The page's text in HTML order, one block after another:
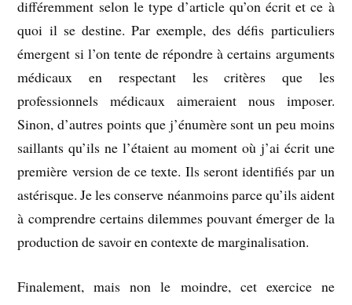
différemment selon le type d’article qu’on écrit et ce à
quoi il se destine. Par exemple, des défis particuliers
émergent si l’on tente de répondre à certains arguments
médicaux en respectant les critères que les
professionnels médicaux aimeraient nous imposer.
Sinon, d’autres points que j’énumère sont un peu moins
saillants qu’ils ne l’étaient au moment où j’ai écrit une
première version de ce texte. Ils seront identifiés par un
astérisque. Je les conserve néanmoins parce qu’ils aident
à comprendre certains dilemmes pouvant émerger de la
production de savoir en contexte de marginalisation.
Finalement, mais non le moindre, cet exercice ne